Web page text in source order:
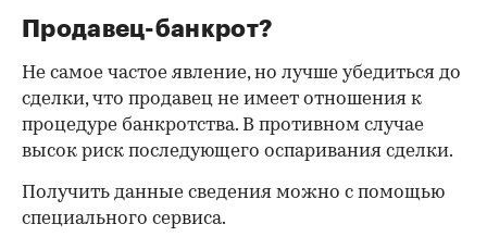
Продавец-банкрот?
Не самое частое явление, но лучше убедиться до
сделки, что продавец не имеет отношения к
процедуре банкротства. В противном случае
высок риск последующего оспаривания сделки.
Получить данные сведения можно с помощью
специального сервиса.